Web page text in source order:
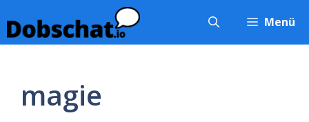
Inhalt
springen
Menü
magie